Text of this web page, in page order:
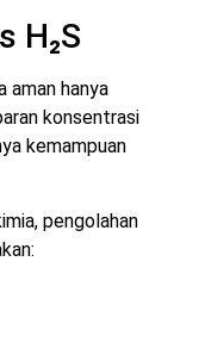
H₂S
aman hanya
konsentrasi
kemampuan
pengolahan